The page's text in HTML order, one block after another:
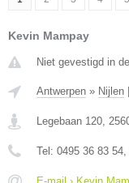
Kevin Mampay
Niet gevestigd in
Antwerpen » Nijlen
Legebaan 120,
Tel: 0495 36 83 54,